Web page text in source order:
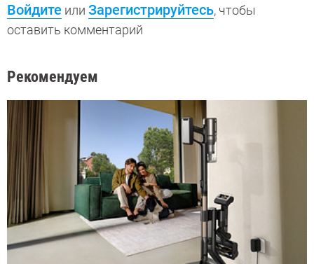
Войдите или Зарегистрируйтесь, чтобы
оставить комментарий
Рекомендуем